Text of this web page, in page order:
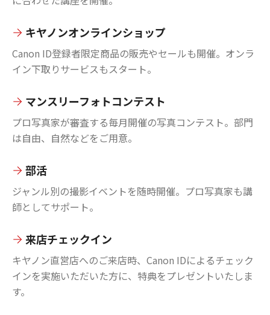
キヤノンオンラインショップ
Canon ID登録者限定商品の販売やセールも開催。オンラ
イン下取りサービスもスタート。
マンスリーフォトコンテスト
プロ写真家が審査する毎月開催の写真コンテスト。部門
は自由、自然などをご用意。
部活
ジャンル別の撮影イベントを随時開催。プロ写真家も講
師としてサポート。
来店チェックイン
キヤノン直営店へのご来店時、Canon IDによるチェック
インを実施いただいた方に、特典をプレゼントいたしま
す。